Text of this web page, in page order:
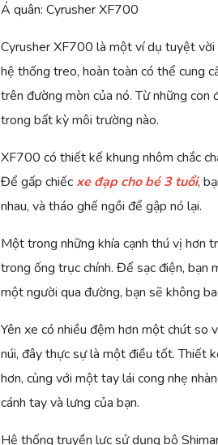
Á quân: Cyrusher XF700
Cyrusher XF700 là một ví dụ tuyệt vời
hệ thống treo, hoàn toàn có thể cung
trên đường mòn của nó. Từ những
trong bất kỳ môi trường nào.
XF700 có thiết kế khung nhôm chắc
Để gấp chiếc xe đạp cho bé 3 tuổi,
nhau, và tháo ghế ngồi để gập nó lại.
Một trong những khía cạnh thú vị hơn
trong ống trục chính. Để sạc điện, bạn
một người qua đường, bạn sẽ không
Yên xe có nhiều đệm hơn một chút
núi, đây thực sự là một điều tốt. Thiết
hơn, cùng với một tay lái cong nhẹ
cánh tay và lưng của bạn.
Hệ thống truyền lực sử dụng bộ